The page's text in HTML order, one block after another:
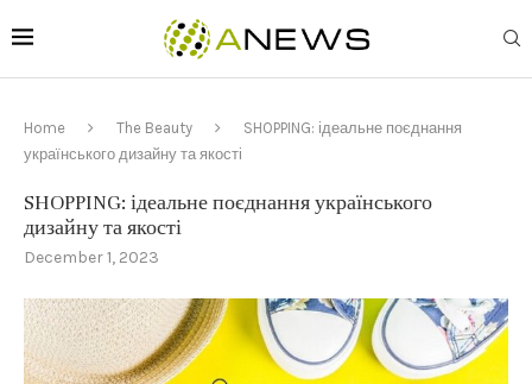
Home The Beauty
SHOPPING: ідеальне поєднання
українського дизайну та якості
SHOPPING: ідеальне поєднання українського
дизайну та якості
December 1, 2023